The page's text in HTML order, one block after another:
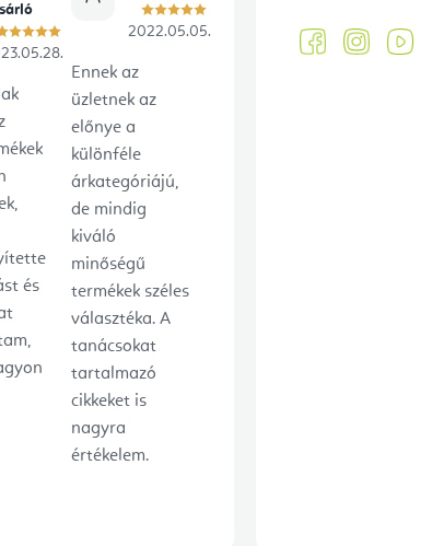
t
és
2022.05.05.
Ennek az
üzletnek az
előnye a
különféle
árkategóriájú,
de mindig
kiváló
minőségű
termékek széles
választéka. A
tanácsokat
tartalmazó
cikkeket is
nagyra
értékelem.